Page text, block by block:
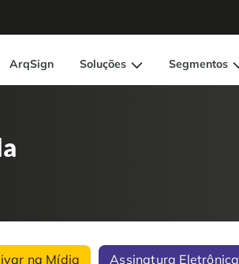
ArqSign Soluções Segmentos
na Mídia Assinatura Eletrônica